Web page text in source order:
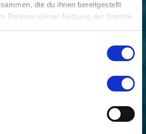
die du ihnen bereitgestellt
Rahmen deiner Nutzung der Dienste